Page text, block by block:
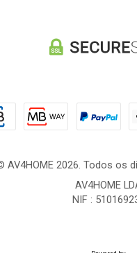
AV4HOME 2026. Todos os
AV4HOME
NIF :